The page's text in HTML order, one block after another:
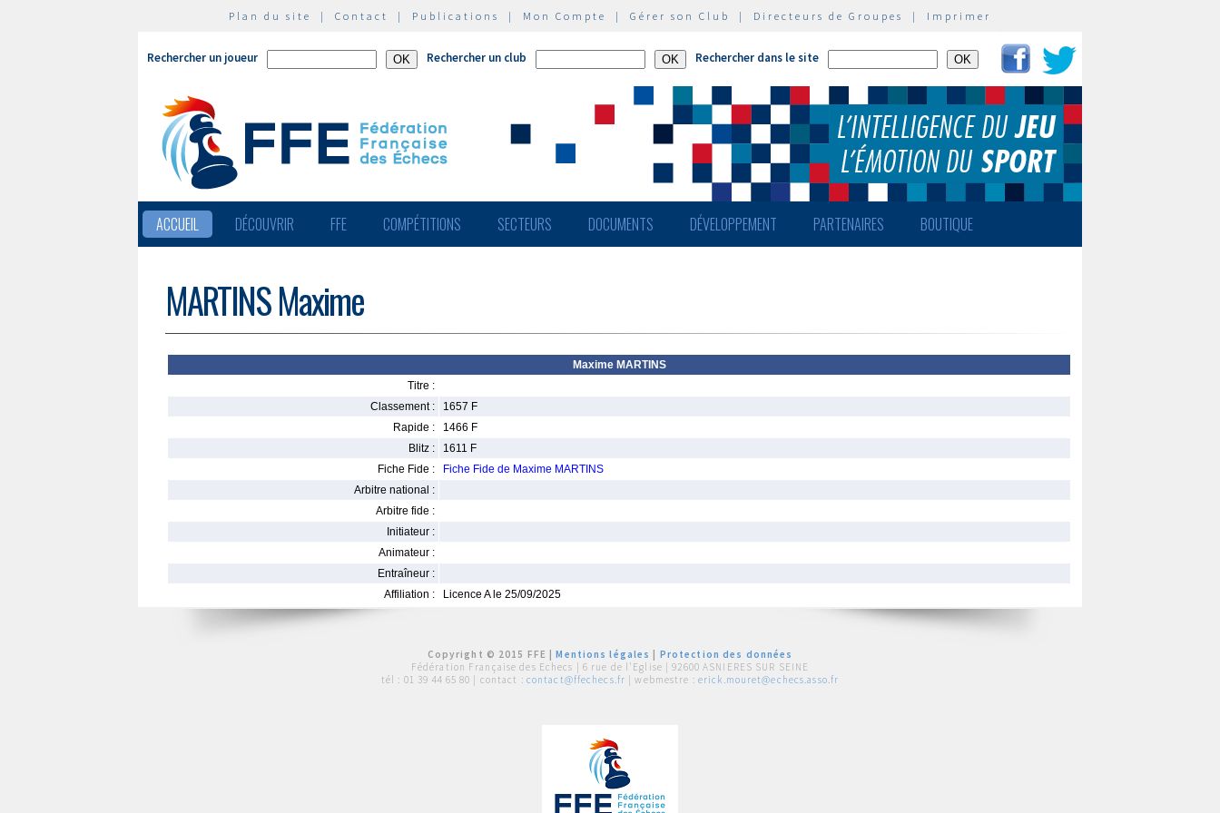
Plan du site | Contact | Publications | Mon Compte | Gérer son Club | Directeurs de Groupes | Imprimer
Rechercher un joueur Rechercher un club Rechercher dans le site
ACCUEIL DÉCOUVRIR FFE COMPÉTITIONS SECTEURS DOCUMENTS DÉVELOPPEMENT PARTENAIRES BOUTIQUE
MARTINS Maxime
Maxime MARTINS
Titre :
Classement :
1657 F
Rapide :
1466 F
Blitz :
1611 F
Fiche Fide :
Fiche Fide de Maxime MARTINS
Arbitre national :
Arbitre fide :
Initiateur :
Animateur :
Entraîneur :
Affiliation :
Licence A le 25/09/2025
Copyright © 2015 FFE |Mentions légales
Protection des données
Fédération Française des Echecs | 6 rue de l'Eglise | 92600 ASNIERES SUR SEINE
tél : 01 39 44 65 80 | contact : contact@ffechecs.fr | webmestre : erick.mouret@echecs.asso.fr